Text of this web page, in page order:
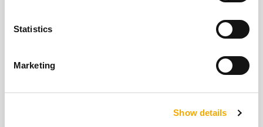
Statistics
Marketing
Show details
Oversigt over tjenester
Vores servicekoncept, som er en del af vores
Træning, Logistik & Teknologi.